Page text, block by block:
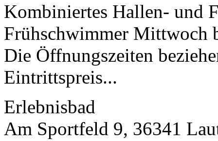
Kombiniertes Hallen- und
Frühschwimmer Mittwoch
Die Öffnungszeiten
Eintrittspreis...
Erlebnisbad
Am Sportfeld 9, 36341